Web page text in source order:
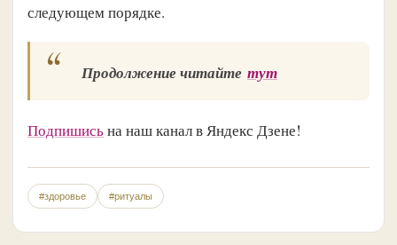
следующем порядке.
Продолжение читайте тут
Подпишисьна наш канал в Яндекс Дзене!
#здоровье #ритуалы